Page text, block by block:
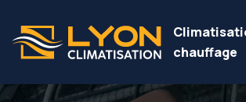
chauffage